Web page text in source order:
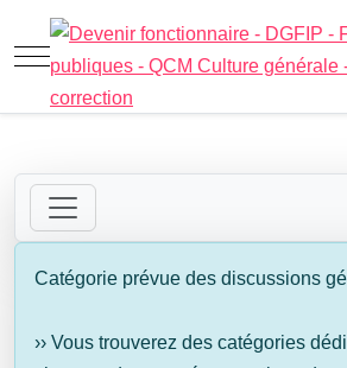
Mobile Menu Toggle
Catégorie prévue des discussions
›› Vous trouverez des catégories